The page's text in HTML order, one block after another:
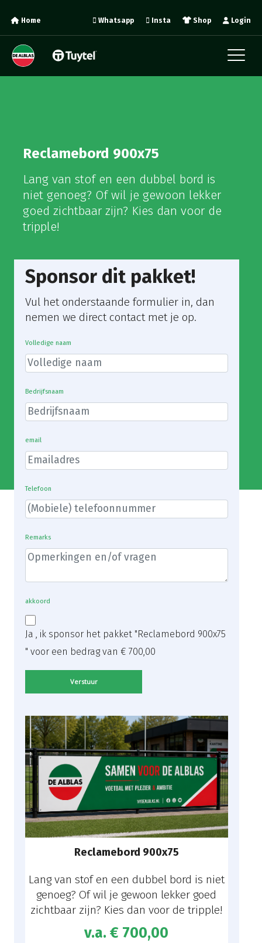
Home Login
Shop
Insta
Whatsapp
Reclamebord 900x75
Lang van stof en een dubbel bord is
niet genoeg? Of wil je gewoon lekker
goed zichtbaar zijn? Kies dan voor de
tripple!
Sponsor dit pakket!
Vul het onderstaande formulier in, dan
nemen we direct contact met je op.
Volledige naam
Bedrijfsnaam
email
Telefoon
Remarks
akkoord
Ja , ik sponsor het pakket "Reclamebord 900x75
" voor een bedrag van€ 700,00
Verstuur
Reclamebord 900x75
Lang van stof en een dubbel bord is niet
genoeg? Of wil je gewoon lekker goed
zichtbaar zijn? Kies dan voor de tripple!
v.a. € 700,00